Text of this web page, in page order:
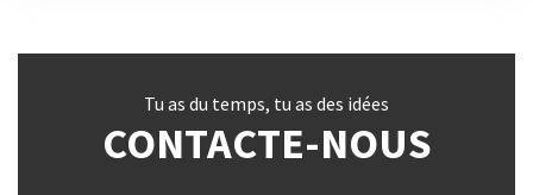
Tu as du temps, tu as des idées
CONTACTE-NOUS